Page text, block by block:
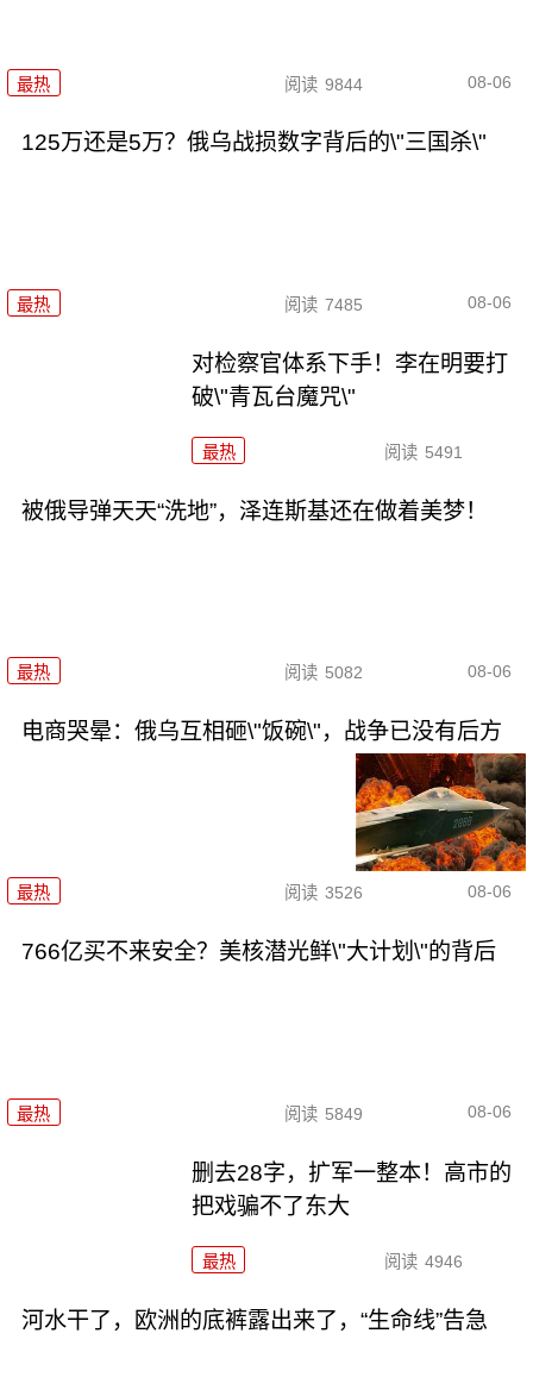
最热 阅读 9844 08-06
125万还是5万？俄乌战损数字背后的\"三国杀\"
最热 阅读 7485 08-06
对检察官体系下手！李在明要打
破\"青瓦台魔咒\"
最热 阅读 5491
被俄导弹天天“洗地”，泽连斯基还在做着美梦！
最热 阅读 5082 08-06
电商哭晕：俄乌互相砸\"饭碗\"，战争已没有后方
最热 阅读 3526 08-06
766亿买不来安全？美核潜光鲜\"大计划\"的背后
最热 阅读 5849 08-06
删去28字，扩军一整本！高市的
把戏骗不了东大
最热 阅读 4946
河水干了，欧洲的底裤露出来了，“生命线”告急